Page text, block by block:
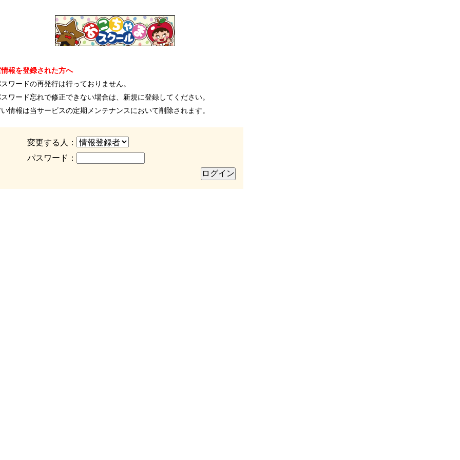
報を登録された方へ
スワードの再発行は行っておりません。
スワード忘れで修正できない場合は、新規に登録してください。
い情報は当サービスの定期メンテナンスにおいて削除されます。
変更する人：
パスワード：